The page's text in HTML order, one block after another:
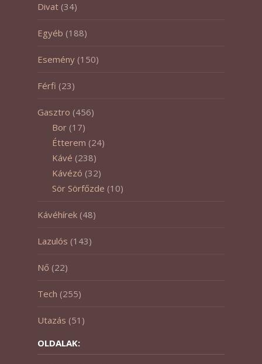
Divat (34)
Egyéb (188)
Esemény (150)
Férfi (23)
Gasztro (456)
Bor (17)
Étterem (24)
Kávé (238)
Kávézó (32)
Sör Sörfőzde (10)
Kávéhírek (48)
Lazulós (143)
Nő (22)
Tech (255)
Utazás (51)
OLDALAK: